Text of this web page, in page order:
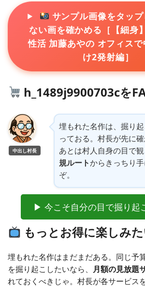
サンプル画像をタッ
ない画を確かめる［【細身
性活 加藤あやの オフィス
け2発射編］
h_1489j9900703cを
中出し村長
埋もれた名作は、掘り
っておる。村長が先に
あとは村人自身の目で観
規ルートからきっちり
ぞ。
▶ 今こそ自分の目で掘り起
もっとお得に楽しみ
埋もれた名作はまだまだある。同じ予
を掘り起こしたいなら、 月額の見放題
れておくべきじゃ。村長が各サービス